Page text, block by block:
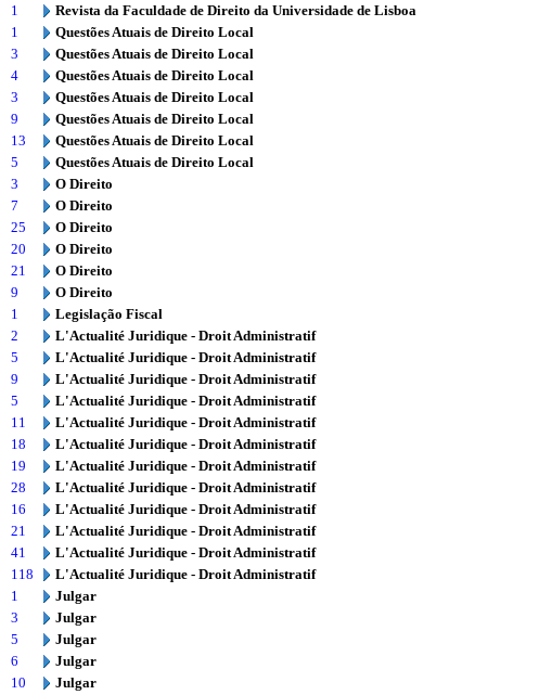
1
Revista da Faculdade de Direito da Universidade de Lisboa
1
Questões Atuais de Direito Local
3
Questões Atuais de Direito Local
4
Questões Atuais de Direito Local
3
Questões Atuais de Direito Local
9
Questões Atuais de Direito Local
13
Questões Atuais de Direito Local
5
Questões Atuais de Direito Local
3
O Direito
7
O Direito
25
O Direito
20
O Direito
21
O Direito
9
O Direito
1
Legislação Fiscal
2
L'Actualité Juridique - Droit Administratif
5
L'Actualité Juridique - Droit Administratif
9
L'Actualité Juridique - Droit Administratif
5
L'Actualité Juridique - Droit Administratif
11
L'Actualité Juridique - Droit Administratif
18
L'Actualité Juridique - Droit Administratif
19
L'Actualité Juridique - Droit Administratif
28
L'Actualité Juridique - Droit Administratif
16
L'Actualité Juridique - Droit Administratif
21
L'Actualité Juridique - Droit Administratif
41
L'Actualité Juridique - Droit Administratif
118
L'Actualité Juridique - Droit Administratif
1
Julgar
3
Julgar
5
Julgar
6
Julgar
10
Julgar